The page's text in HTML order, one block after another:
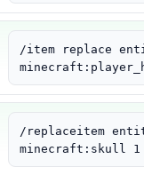
/item replace
/replaceitem
minecraft:skull 1